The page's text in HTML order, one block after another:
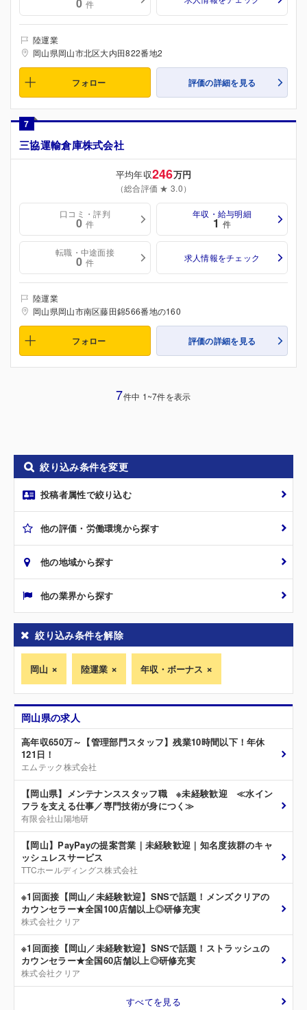
件
陸運業
岡山県岡山市北区大内田822番地2
フォロー 評価の詳細を見る
7
三協運輸倉庫株式会社
平均年収246万円
（総合評価 ★ 3.0）
口コミ・評判
0 件
年収・給与明細
1 件
転職・中途面接
0 件 求人情報をチェック
陸運業
岡山県岡山市南区藤田錦566番地の160
フォロー 評価の詳細を見る
7件中 1~7件を表示
絞り込み条件を変更
投稿者属性で絞り込む
他の評価・労働環境から探す
他の地域から探す
他の業界から探す
絞り込み条件を解除
岡山 陸運業 年収・ボーナス
岡山県の求人
高年収650万～【管理部門スタッフ】残業10時間以下！年休
121日！
エムテック株式会社
【岡山県】メンテナンススタッフ職 ※未経験歓迎 ≪水イン
フラを支える仕事／専門技術が身につく≫
有限会社山陽地研
【岡山】PayPayの提案営業｜未経験歓迎｜知名度抜群のキャ
ッシュレスサービス
TTCホールディングス株式会社
※1回面接【岡山／未経験歓迎】SNSで話題！メンズクリアの
カウンセラー★全国100店舗以上◎研修充実
株式会社クリア
※1回面接【岡山／未経験歓迎】SNSで話題！ストラッシュの
カウンセラー★全国60店舗以上◎研修充実
株式会社クリア
すべてを見る